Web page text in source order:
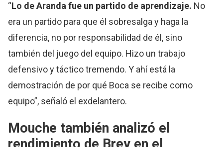
“Lo de Aranda fue un partido de aprendizaje. No
era un partido para que él sobresalga y haga la
diferencia, no por responsabilidad de él, sino
también del juego del equipo. Hizo un trabajo
defensivo y táctico tremendo. Y ahí está la
demostración de por qué Boca se recibe como
equipo”, señaló el exdelantero.
Mouche también analizó el